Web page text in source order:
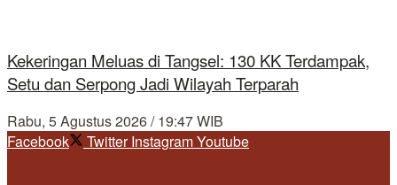
Kekeringan Meluas di Tangsel: 130 KK Terdampak,
Setu dan Serpong Jadi Wilayah Terparah
Rabu, 5 Agustus 2026 / 19:47 WIB
Facebook
Twitter InstagramYoutube